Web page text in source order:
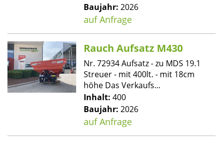
Baujahr: 2026
auf Anfrage
Rauch Aufsatz M430
Nr. 72934 Aufsatz - zu MDS 19.1
Streuer - mit 400lt. - mit 18cm
höhe Das Verkaufs...
Inhalt: 400
Baujahr: 2026
auf Anfrage